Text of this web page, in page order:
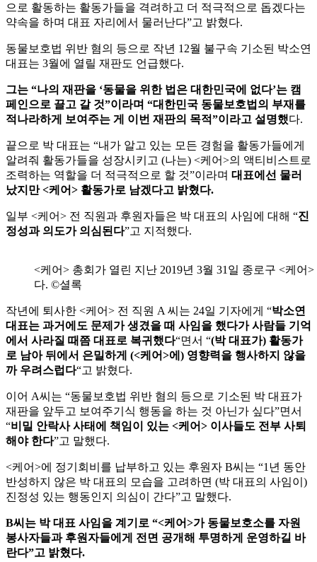
으로 활동하는 활동가들을 격려하고 더 적극적으로 돕겠다는
약속을 하며 대표 자리에서 물러난다”고 밝혔다.
동물보호법 위반 혐의 등으로 작년 12월 불구속 기소된 박소연
대표는 3월에 열릴 재판도 언급했다.
그는 “나의 재판을 ‘동물을 위한 법은 대한민국에 없다’는 캠
페인으로 끌고 갈 것”이라며 “대한민국 동물보호법의 부재를
적나라하게 보여주는 게 이번 재판의 목적”이라고 설명했다.
끝으로 박 대표는 “내가 알고 있는 모든 경험을 활동가들에게
알려줘 활동가들을 성장시키고 (나는) <케어>의 액티비스트로
조력하는 역할을 더 적극적으로 할 것”이라며 대표에선 물러
났지만 <케어> 활동가로 남겠다고 밝혔다.
일부 <케어> 전 직원과 후원자들은 박 대표의 사임에 대해 “진
정성과 의도가 의심된다”고 지적했다.
<케어> 총회가 열린 지난 2019년 3월 31일 종로구 <케
다. ©셜록
작년에 퇴사한 <케어> 전 직원 A 씨는 24일 기자에게 “박소연
대표는 과거에도 문제가 생겼을 때 사임을 했다가 사람들 기억
에서 사라질 때쯤 대표로 복귀했다“면서 “(박 대표가) 활동가
로 남아 뒤에서 은밀하게 (<케어>에) 영향력을 행사하지 않을
까 우려스럽다“고 밝혔다.
이어 A씨는 “동물보호법 위반 혐의 등으로 기소된 박 대표가
재판을 앞두고 보여주기식 행동을 하는 것 아닌가 싶다”면서
“비밀 안락사 사태에 책임이 있는 <케어> 이사들도 전부 사퇴
해야 한다”고 말했다.
<케어>에 정기회비를 납부하고 있는 후원자 B씨는 “1년 동안
반성하지 않은 박 대표의 모습을 고려하면 (박 대표의 사임이)
진정성 있는 행동인지 의심이 간다”고 말했다.
B씨는 박 대표 사임을 계기로 “<케어>가 동물보호소를 자원
봉사자들과 후원자들에게 전면 공개해 투명하게 운영하길 바
란다”고 밝혔다.